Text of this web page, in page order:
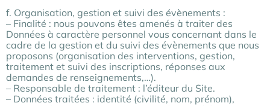
f. Organisation, gestion et suivi des évènements :
– Finalité : nous pouvons êtes amenés à traiter des
Données à caractère personnel vous concernant dans le
cadre de la gestion et du suivi des évènements que nous
proposons (organisation des interventions, gestion,
traitement et suivi des inscriptions, réponses aux
demandes de renseignements,…).
– Responsable de traitement : l’éditeur du Site.
– Données traitées : identité (civilité, nom, prénom),